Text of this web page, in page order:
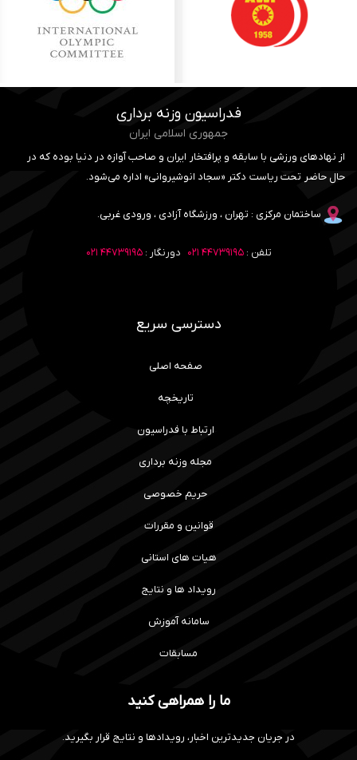
فدراسیون وزنه برداری
جمهوری اسلامی ایران
از نهادهای ورزشی با سابقه و پرافتخار ایران و صاحب آوازه در دنیا بوده که در
حال حاضر تحت ریاست دکتر «سجاد انوشیروانی» اداره می‌شود.
ساختمان مرکزی : تهران ، ورزشگاه آزادی ، ورودی غربی.
تلفن :۴۴۷۳۹۱۹۵ ۰۲۱ دورنگار :۴۴۷۳۹۱۹۵ ۰۲۱
دسترسی سریع
صفحه اصلی
تاریخچه
ارتباط با فدراسیون
مجله وزنه برداری
حریم خصوصی
قوانین و مقررات
هیات های استانی
رویداد ها و نتایج
سامانه آموزش
مسابقات
ما را همراهی کنید
در جریان جدیدترین اخبار، رویدادها و نتایج قرار بگیرید.